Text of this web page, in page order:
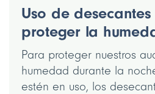
Uso de
proteger la
Para proteger nuestros
humedad durante la
estén en uso, los